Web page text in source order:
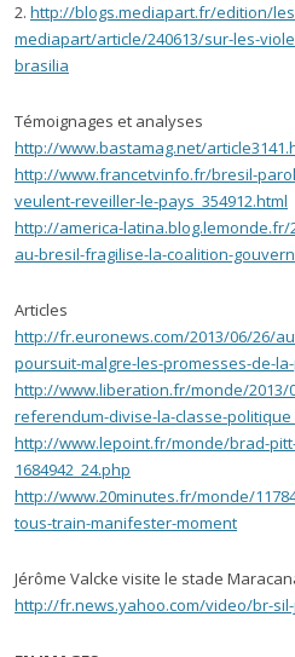
2. http://blogs.mediapart.fr/edition/
mediapart/article/240613/sur-les-
brasilia
Témoignages et analyses
http://www.bastamag.net/
http://www.francetvinfo.fr/bresil-
veulent-reveiller-le-pays_354912.html
http://america-
au-bresil-fragilise-la-coalition-
Articles
http://fr.euronews.com/2013/06/26/
poursuit-malgre-les-promesses-de-
http://www.liberation.fr/monde/2013/
referendum-divise-la-classe-
http://www.lepoint.fr/monde/brad-
1684942_24.php
http://www.20minutes.fr/monde/
tous-train-manifester-moment
Jérôme Valcke visite le stade
http://fr.news.yahoo.com/video/br-sil-